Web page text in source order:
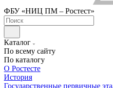
ФБУ «НИЦ ПМ – Ростест»
Каталог
По всему сайту
По каталогу
О Ростесте
История
Государственные первичные